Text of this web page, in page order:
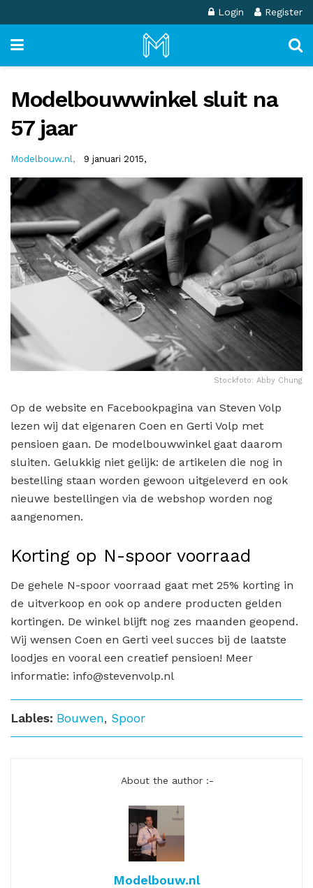
Login Register
Modelbouwwinkel sluit na
57 jaar
Modelbouw.nl , 9 januari 2015,
Stockfoto: Abby Chung
Op de website en Facebookpagina van Steven Volp
lezen wij dat eigenaren Coen en Gerti Volp met
pensioen gaan. De modelbouwwinkel gaat daarom
sluiten. Gelukkig niet gelijk: de artikelen die nog in
bestelling staan worden gewoon uitgeleverd en ook
nieuwe bestellingen via de webshop worden nog
aangenomen.
Korting op N-spoor voorraad
De gehele N-spoor voorraad gaat met 25% korting in
de uitverkoop en ook op andere producten gelden
kortingen. De winkel blijft nog zes maanden geopend.
Wij wensen Coen en Gerti veel succes bij de laatste
loodjes en vooral een creatief pensioen! Meer
informatie: info@stevenvolp.nl
Lables: Bouwen, Spoor
About the author :-
Modelbouw.nl